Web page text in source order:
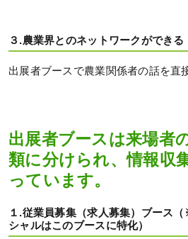
３.農業界とのネットワークができる
出展者ブースで農業関係者の話を直
出展者ブースは来場者
類に分けられ、情報収
っています。
１.従業員募集（求人募集）ブース
シャルはこのブースに特化）